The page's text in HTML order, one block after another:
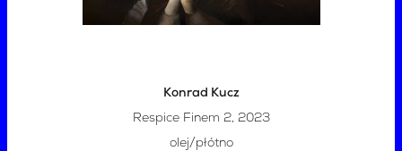
Konrad Kucz
Respice Finem 2, 2023
olej/płótno